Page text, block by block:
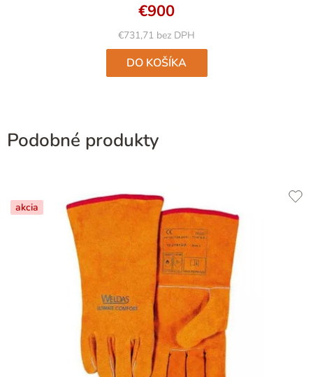
€731,71 bez DPH
€900
DO KOŠÍKA
Podobné produkty
akcia